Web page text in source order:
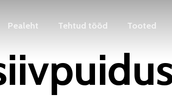
Pealeht Tehtud tööd Tooted